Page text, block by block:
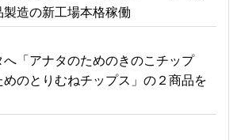
製造の新工場本格稼働
「アナタのためのきのこチップ
めのとりむねチップス」の２商品を